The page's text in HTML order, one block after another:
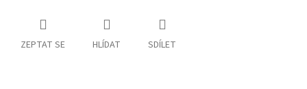
ZEPTAT SE HLÍDAT SDÍLET